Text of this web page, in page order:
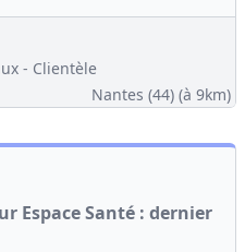
- Clientèle
Nantes (44) (à 9km)
Espace Santé : dernier